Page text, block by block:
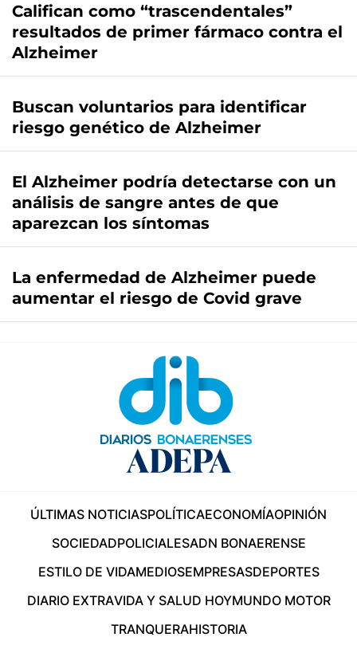
Califican como “trascendentales”
resultados de primer fármaco contra el
Alzheimer
Buscan voluntarios para identificar
riesgo genético de Alzheimer
El Alzheimer podría detectarse con un
análisis de sangre antes de que
aparezcan los síntomas
La enfermedad de Alzheimer puede
aumentar el riesgo de Covid grave
ÚLTIMAS NOTICIASPOLÍTICAECONOMÍAOPINIÓN
SOCIEDADPOLICIALESADN BONAERENSE
ESTILO DE VIDAMEDIOSEMPRESASDEPORTES
DIARIO EXTRAVIDA Y SALUD HOYMUNDO MOTOR
TRANQUERAHISTORIA